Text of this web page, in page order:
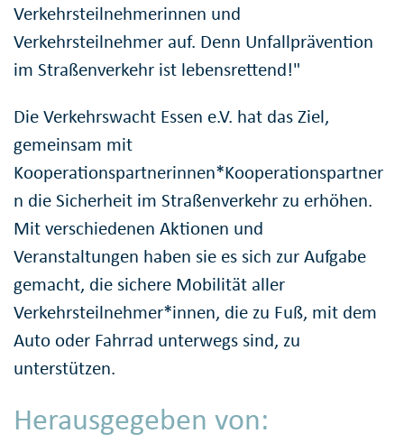
Verkehrsteilnehmerinnen und
Verkehrsteilnehmer auf. Denn Unfallprävention
im Straßenverkehr ist lebensrettend!"
Die Verkehrswacht Essen e.V. hat das Ziel,
gemeinsam mit
Kooperationspartnerinnen*Kooperationspartner
n die Sicherheit im Straßenverkehr zu erhöhen.
Mit verschiedenen Aktionen und
Veranstaltungen haben sie es sich zur Aufgabe
gemacht, die sichere Mobilität aller
Verkehrsteilnehmer*innen, die zu Fuß, mit dem
Auto oder Fahrrad unterwegs sind, zu
unterstützen.
Herausgegeben von: